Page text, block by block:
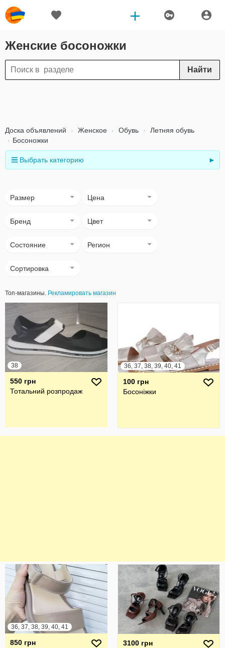
Женские босоножки
Найти
Доска объявлений Женское Обувь
Летняя обувь
Босоножки
Выбрать категорию ►
Размер Цена
Бренд Цвет
Состояние Регион
Сортировка
Топ-магазины. Рекламировать магазин
38
550 грн
Тотальний розпродаж
36, 37, 38, 39, 40, 41
100 грн
Босоніжки
36, 37, 38, 39, 40, 41
850 грн
3100 грн